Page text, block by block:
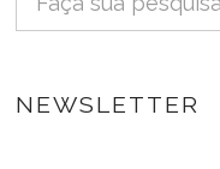
NEWSLETTER